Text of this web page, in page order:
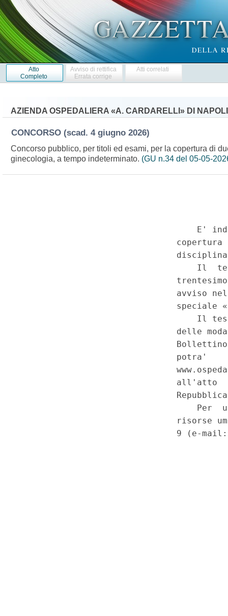
Atto
Completo
Avviso di rettifica
Errata corrige
Atti correlati
AZIENDA OSPEDALIERA «A. CARDARELLI» DI NAPOLI
CONCORSO (scad. 4 giugno 2026)
Concorso pubblico, per titoli ed esami, per la copertura di
ginecologia, a tempo indeterminato. (GU n.34 del 05-05-